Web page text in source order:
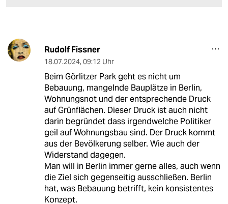
Rudolf Fissner
18.07.2024, 09:12 Uhr
Beim Görlitzer Park geht es nicht um
Bebauung, mangelnde Bauplätze in Berlin,
Wohnungsnot und der entsprechende Druck
auf Grünflächen. Dieser Druck ist auch nicht
darin begründet dass irgendwelche Politiker
geil auf Wohnungsbau sind. Der Druck kommt
aus der Bevölkerung selber. Wie auch der
Widerstand dagegen.
Man will in Berlin immer gerne alles, auch wenn
die Ziel sich gegenseitig ausschließen. Berlin
hat, was Bebauung betrifft, kein konsistentes
Konzept.